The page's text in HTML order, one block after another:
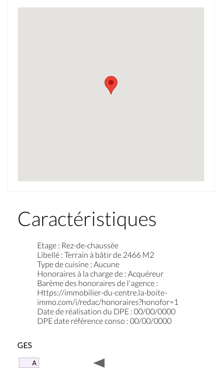
Caractéristiques
Etage : Rez-de-chaussée
Libellé : Terrain à bâtir de 2466 M2
Type de cuisine : Aucune
Honoraires à la charge de : Acquéreur
Barème des honoraires de l'agence :
Https://immobilier-du-centre.la-boite-
immo.com/i/redac/honoraires?honofor=1
Date de réalisation du DPE : 00/00/0000
DPE date référence conso : 00/00/0000
GES